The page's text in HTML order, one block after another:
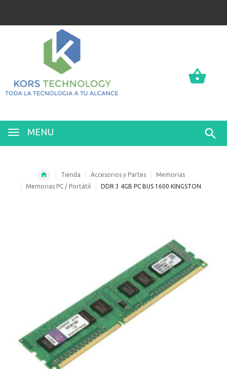
MENU
Tienda Accesorios y Partes
Memorias
Memorias PC / Portátil
DDR 3 4GB PC BUS 1600 KINGSTON